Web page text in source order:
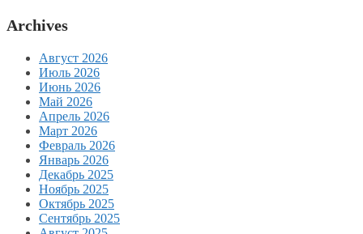
Archives
Август 2026
Июль 2026
Июнь 2026
Май 2026
Апрель 2026
Март 2026
Февраль 2026
Январь 2026
Декабрь 2025
Ноябрь 2025
Октябрь 2025
Сентябрь 2025